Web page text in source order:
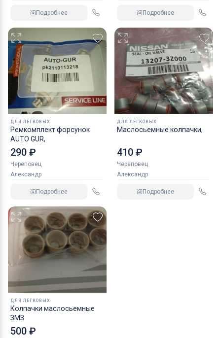
Подробнее Подробнее
ДЛЯ ЛЕГКОВЫХ
Ремкомплект форсунок
AUTO GUR,
290 ₽
Череповец
Александр
Подробнее
ДЛЯ ЛЕГКОВЫХ
Маслосьемные колпачки,
410 ₽
Череповец
Александр
Подробнее
ДЛЯ ЛЕГКОВЫХ
Колпачки маслосьемные
ЗМЗ
500 ₽